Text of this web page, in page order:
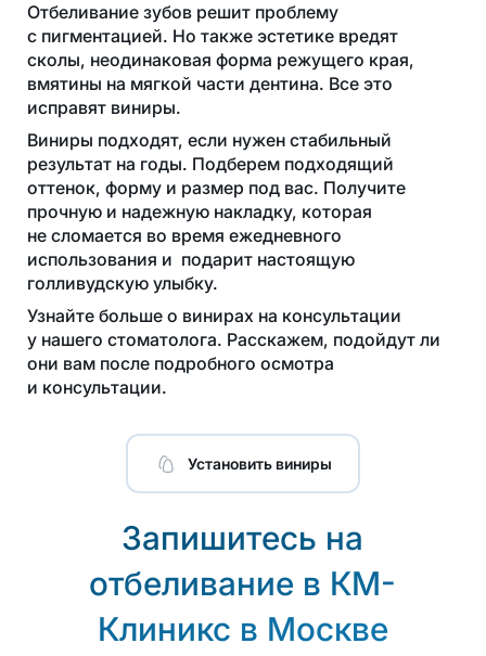
Отбеливание зубов решит проблему
с пигментацией. Но также эстетике вредят
сколы, неодинаковая форма режущего края,
вмятины на мягкой части дентина. Все это
исправят виниры.
Виниры подходят, если нужен стабильный
результат на годы. Подберем подходящий
оттенок, форму и размер под вас. Получите
прочную и надежную накладку, которая
не сломается во время ежедневного
использования и подарит настоящую
голливудскую улыбку.
Узнайте больше о винирах на консультации
у нашего стоматолога. Расскажем, подойдут ли
они вам после подробного осмотра
и консультации.
Установить виниры
Запишитесь на
отбеливание в КМ-
Клиникс в Москве